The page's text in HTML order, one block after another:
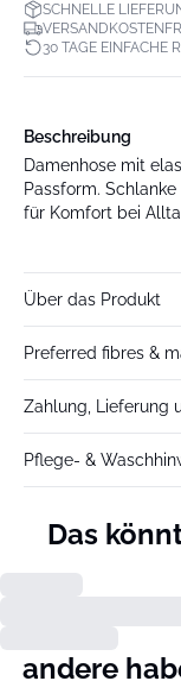
SCHNELLE
30 TAGE EINFACHE
Beschreibung
Damenhose mit
Passform.
für Komfort bei
Über das Produkt
Preferred fibres &
Zahlung, Lieferung
Pflege- &
Das
andere